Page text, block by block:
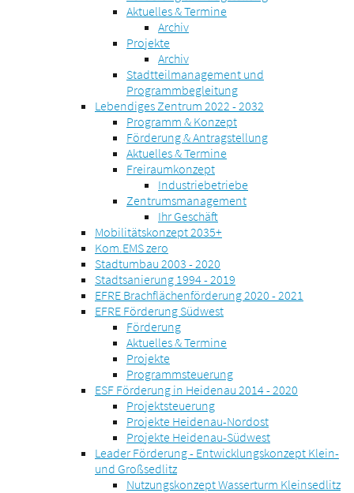
Aktuelles & Termine
Archiv
Projekte
Archiv
Stadtteilmanagement und
Programmbegleitung
Lebendiges Zentrum 2022 - 2032
Programm & Konzept
Förderung & Antragstellung
Aktuelles & Termine
Freiraumkonzept
Industriebetriebe
Zentrumsmanagement
Ihr Geschäft
Mobilitätskonzept 2035+
Kom.EMS zero
Stadtumbau 2003 - 2020
Stadtsanierung 1994 - 2019
EFRE Brachflächenförderung 2020 - 2021
EFRE Förderung Südwest
Förderung
Aktuelles & Termine
Projekte
Programmsteuerung
ESF Förderung in Heidenau 2014 - 2020
Projektsteuerung
Projekte Heidenau-Nordost
Projekte Heidenau-Südwest
Leader Förderung - Entwicklungskonzept Klein-
und Großsedlitz
Nutzungskonzept Wasserturm Kleinsedlitz